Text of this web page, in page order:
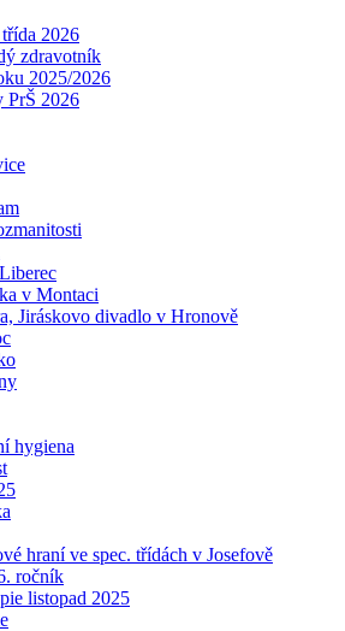
2026
zdravotník
2025/2026
PrŠ 2026
v Montaci
Jiráskovo divadlo v Hronově
hygiena
hraní ve spec. třídách v Josefově
ročník
listopad 2025